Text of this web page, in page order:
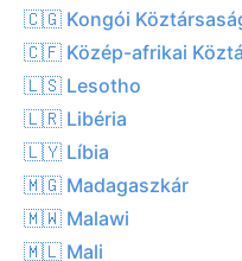
🇨🇬 Kongói
🇨🇫 Közép-afrikai
🇱🇸 Lesotho
🇱🇷 Libéria
🇱🇾 Líbia
🇲🇬 Madagaszkár
🇲🇼 Malawi
🇲🇱 Mali